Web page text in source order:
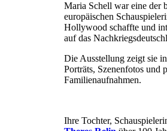
Maria Schell war eine der
europäischen
Hollywood schaffte und
auf das
Die Ausstellung zeigt sie
Porträts, Szenenfotos und
Familienaufnahmen.
Ihre Tochter,